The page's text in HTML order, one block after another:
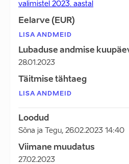
valimistel 2023. aastal
Eelarve (EUR)
LISA ANDMEID
Lubaduse andmise
28.01.2023
Täitmise tähtaeg
LISA ANDMEID
Loodud
Sõna ja Tegu, 26.02.2023 14:40
Viimane muudatus
27.02.2023